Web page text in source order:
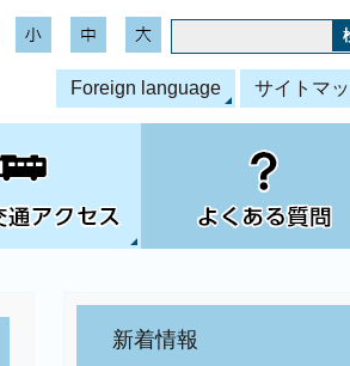
Foreign language サイトマ
新着情報